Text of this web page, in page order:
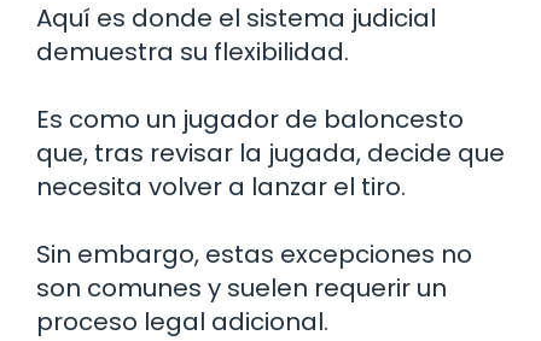
Aquí es donde el sistema judicial
demuestra su flexibilidad.
Es como un jugador de baloncesto
que, tras revisar la jugada, decide que
necesita volver a lanzar el tiro.
Sin embargo, estas excepciones no
son comunes y suelen requerir un
proceso legal adicional.